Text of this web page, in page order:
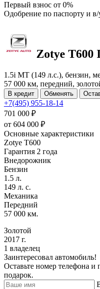
Первый взнос от 0%
Одобрение по паспорту и в/
Zotye T600
1.5i MT (149 л.с.), бензин,
57 000 км, передний,
В кредит Обменять
+7(495) 955-18-14
701 000 ₽
от 604 000 ₽
Основные характеристики
Zotye T600
Гарантия 2 года
Внедорожник
Бензин
1.5 л.
149 л. с.
Механика
Передний
57 000 км.
Золотой
2017 г.
1 владелец
Заинтересовал автомобиль!
Оставьте номер телефона
подарок.